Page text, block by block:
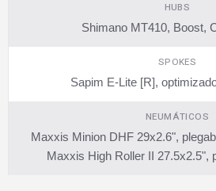
HUBS
Shimano MT410, Boost,
SPOKES
Sapim E-Lite [R],
NEUMÁTICOS
Maxxis Minion DHF 29x2.6",
Maxxis High Roller II 27.5x2.5",